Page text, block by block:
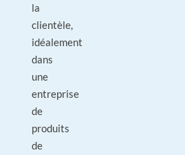
la
clientèle,
idéalement
dans
une
entreprise
de
produits
de